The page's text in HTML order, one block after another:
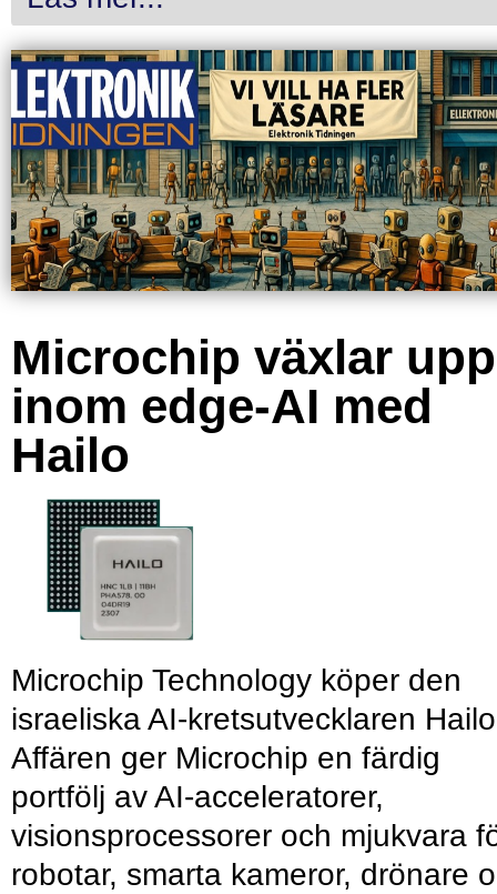
Microchip växlar upp
inom edge-AI med
Hailo
Microchip Technology köper den
israeliska AI-kretsutvecklaren
Affären ger Microchip en färdig
portfölj av AI-acceleratorer,
visionsprocessorer och mjukvara
robotar, smarta kameror, drönare